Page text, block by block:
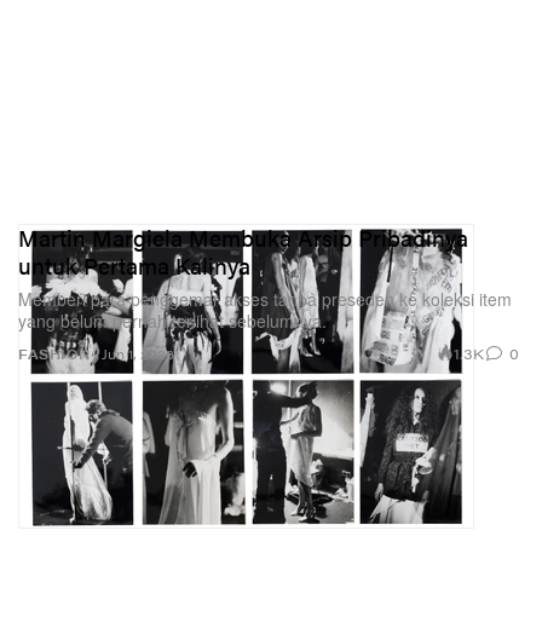
FASHION
Martin Margiela Membuka Arsip Pribadinya
untuk Pertama Kalinya
Memberi para penggemar akses tanpa preseden ke koleksi item
yang belum pernah terlihat sebelumnya.
Jun 1, 2026 1.3K 0